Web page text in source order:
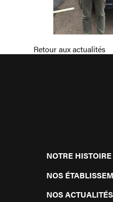
Retour aux actualités
NOTRE HISTOIRE
NOS
NOS ACTUALITÉS